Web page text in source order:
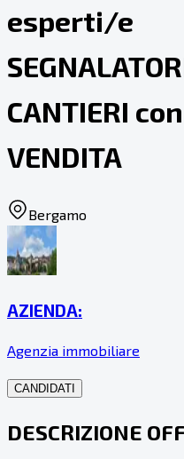
esperti/e
CANTIERI
VENDITA
Bergamo
AZIENDA:
Agenzia immobiliare
CANDIDATI
DESCRIZIONE